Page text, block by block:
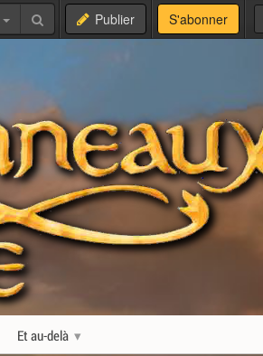
Publier S'abonner
Et au-delà